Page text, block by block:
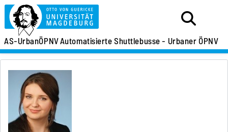
AS-UrbanÖPNVAutomatisierte Shuttlebusse - Urbaner ÖPNV